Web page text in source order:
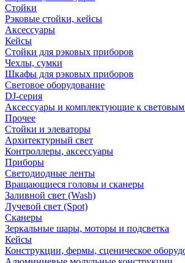
Стойки
Рэковые стойки, кейсы
Аксессуары
Кейсы
Стойки для рэковых приборов
Чехлы, сумки
Шкафы для рэковых приборов
Световое оборудование
DJ-серия
Аксессуары и комплектующие к
Прочее
Стойки и элеваторы
Архитектурный свет
Контроллеры, аксессуары
Приборы
Светодиодные ленты
Вращающиеся головы и сканеры
Заливной свет (Wash)
Лучевой свет (Spot)
Сканеры
Зеркальные шары, моторы и подсветка
Кейсы
Конструкции, фермы, сценическое